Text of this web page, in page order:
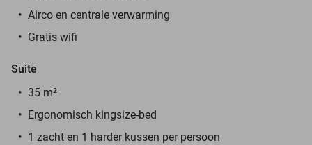
Airco en centrale verwarming
Gratis wifi
Suite
35 m²
Ergonomisch kingsize-bed
1 zacht en 1 harder kussen per persoon